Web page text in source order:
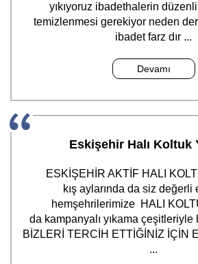
yıkıyoruz ibadethalerin
temizlenmesi gerekiyor neden
ibadet farz dır ...
Devamı
Eskişehir Halı Koltuk
ESKİŞEHİR AKTİF HALI
kış aylarında da siz değerli
hemşehrilerimize HALI
da kampanyalı yıkama
BİZLERİ TERCİH ETTİĞİNİZ İÇİN
...